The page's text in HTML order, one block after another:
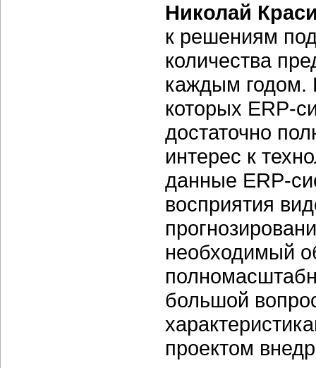
Николай
к решениям
количества
каждым годом.
которых ERP-
достаточно
интерес к
данные ERP-
восприятия
необходимый
большой
проектом